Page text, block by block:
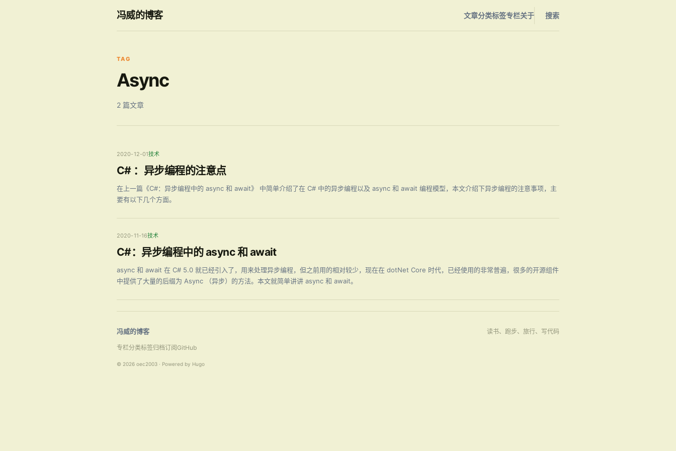
冯威的博客 文章分类标签专栏关于 搜索
TAG
Async
2 篇文章
2020-12-01技术
C# ：异步编程的注意点
在上一篇《C#：异步编程中的 async 和 await》 中简单介绍了在 C# 中的异步编程以及 async 和 await 编程模型，本文介绍下异步编程的注意事项，主
要有以下几个方面。
2020-11-16技术
C#：异步编程中的 async 和 await
async 和 await 在 C# 5.0 就已经引入了，用来处理异步编程，但之前用的相对较少，现在在 dotNet Core 时代，已经使用的非常普遍，很多的开源组件
中提供了大量的后缀为 Async （异步）的方法。本文就简单讲讲 async 和 await。
冯威的博客 读书、跑步、旅行、写代码
专栏分类标签归档订阅GitHub
© 2026 oec2003 · Powered by Hugo